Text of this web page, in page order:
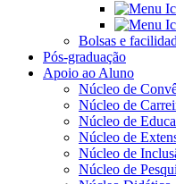
Bolsas e
Pós-graduação
Apoio ao Aluno
Núcleo de
Núcleo de
Núcleo de
Núcleo de
Núcleo de
Núcleo de